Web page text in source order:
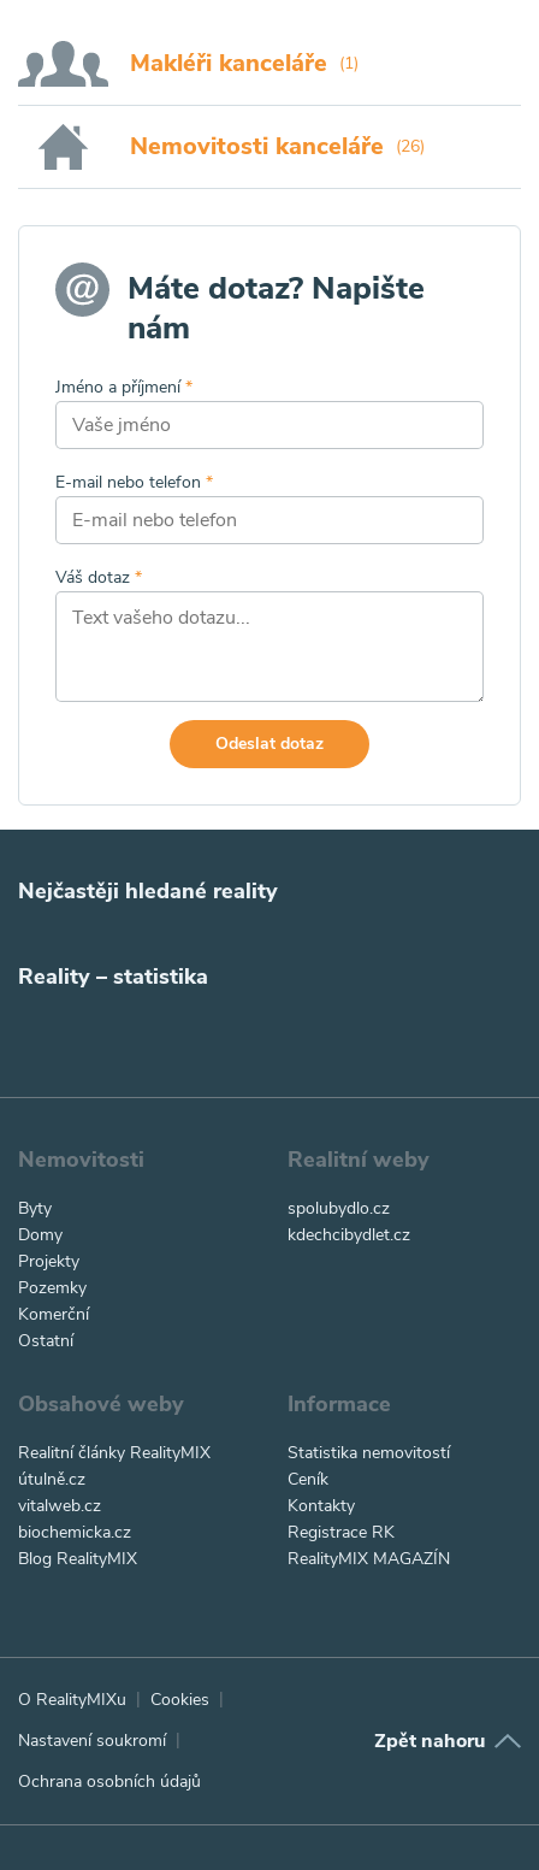
Makléři kanceláře (1)
Nemovitosti kanceláře (26)
Máte dotaz? Napište
nám
Jméno a příjmení*
E-mail nebo telefon *
Váš dotaz *
Odeslat dotaz
Nejčastěji hledané reality
Reality – statistika
Nemovitosti
Byty
Domy
Projekty
Pozemky
Komerční
Ostatní
Realitní weby
spolubydlo.cz
kdechcibydlet.cz
Obsahové weby
Realitní články RealityMIX
útulně.cz
vitalweb.cz
biochemicka.cz
Blog RealityMIX
Informace
Statistika nemovitostí
Ceník
Kontakty
Registrace RK
RealityMIX MAGAZÍN
O RealityMIXu
Cookies
Nastavení soukromí
Ochrana osobních údajů
Zpět nahoru